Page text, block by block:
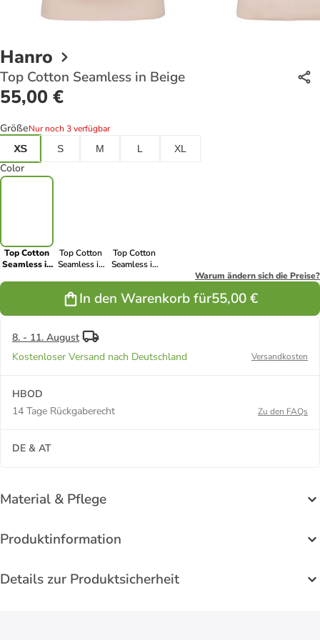
Hanro
Top Cotton Seamless in Beige
55,00 €
GrößeNur noch 3 verfügbar
XS
S M L XL
Color
Top Cotton
Seamless in
Top Cotton
Seamless in
Top Cotton
Seamless in
Warum ändern sich die Preise?
In den Warenkorb für55,00 €
8. - 11. August
Kostenloser Versand nach Deutschland
Versandkosten
HBOD
14 Tage Rückgaberecht
Zu den FAQs
DE & AT
Material & Pflege
Produktinformation
Details zur Produktsicherheit